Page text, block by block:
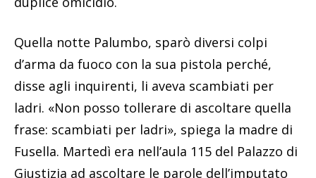
Quella notte Palumbo, sparò diversi colpi
d’arma da fuoco con la sua pistola perché,
disse agli inquirenti, li aveva scambiati per
ladri. «Non posso tollerare di ascoltare quella
frase: scambiati per ladri», spiega la madre di
Fusella. Martedì era nell’aula 115 del Palazzo di
Giustizia ad ascoltare le parole dell’imputato